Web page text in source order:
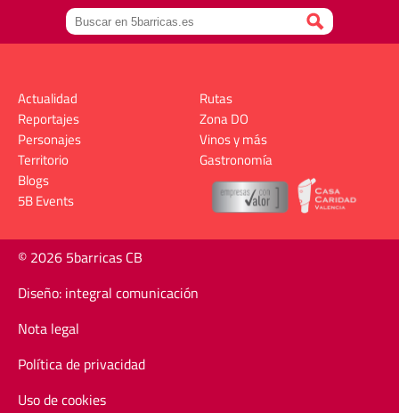
Actualidad
Reportajes
Personajes
Territorio
Rutas
Zona DO
Vinos y más
Gastronomía
Blogs
5B Events
© 2026 5barricas CB
Diseño: integral comunicación
Nota legal
Política de privacidad
Uso de cookies